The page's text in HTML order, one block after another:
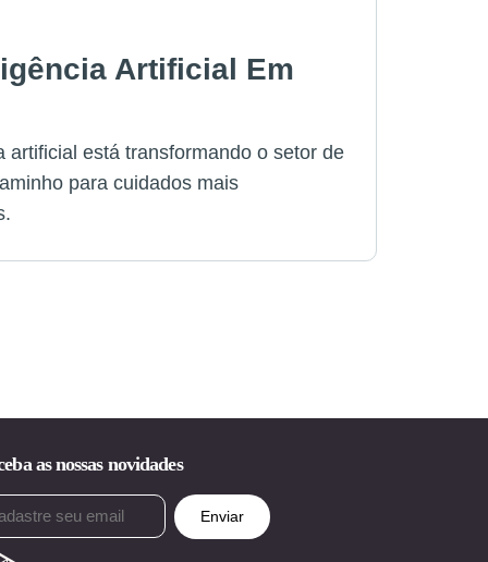
Artificial Em
artificial está transformando o setor de
para cuidados mais
as nossas novidades